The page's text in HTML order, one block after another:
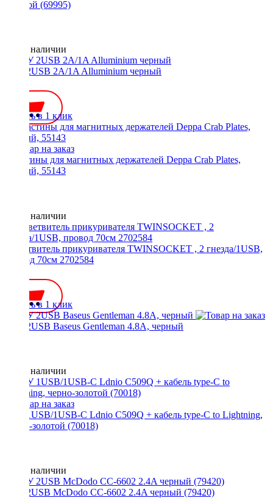
золотой (69995)
Нет в наличии
АЗУ 2USB 2A/1A Alluminium черный
Купить в 1 клик
Пластины для магнитных держателей Deppa Crab Plates,
черный, 55143
Нет в наличии
Разветвитель прикуривателя TWINSOCKET , 2 гнезда/1USB,
провод 70см 2702584
Купить в 1 клик
АЗУ 2USB Baseus Gentleman 4.8A, черный
Нет в наличии
АЗУ 1USB/1USB-C Ldnio C509Q + кабель type-C to Lightning,
черно-золотой (70018)
Нет в наличии
АЗУ 2USB McDodo CC-6602 2.4A черный (79420)